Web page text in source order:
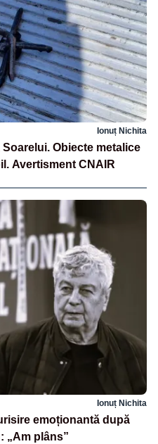
Ionuț Nichita
Obiecte metalice
Avertisment CNAIR
Ionuț Nichita
emoționantă după
„Am plâns”